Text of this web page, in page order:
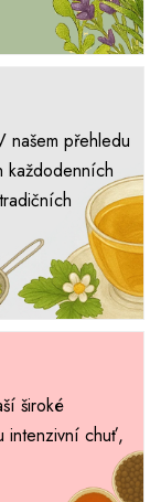
našem přehledu
každodenních
široké
intenzivní chuť,